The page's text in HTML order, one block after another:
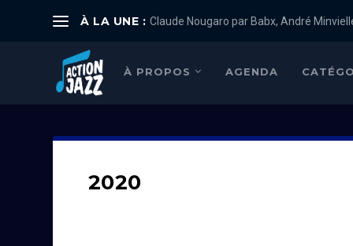
À LA UNE : Claude Nougaro par Babx, André
À PROPOS AGENDA
2020